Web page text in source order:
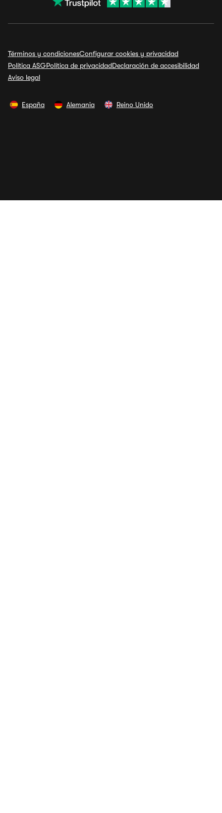
Términos y condicionesConfigurar cookies y privacidad
Política ASGPolítica de privacidadDeclaración de accesibilidad
Aviso legal
España Alemania Reino Unido